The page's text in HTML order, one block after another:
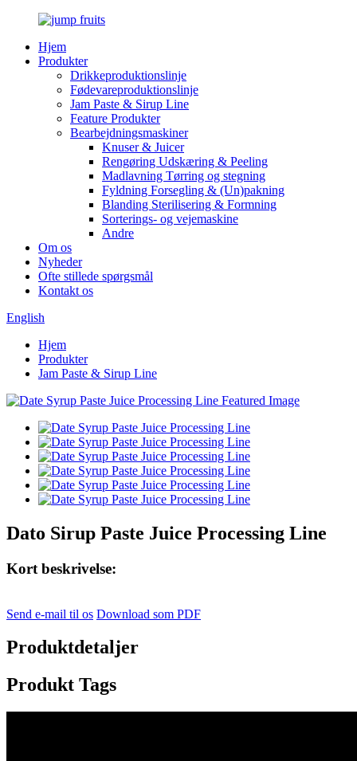
Hjem
Produkter
Drikkeproduktionslinje
Fødevareproduktionslinje
Jam Paste & Sirup Line
Feature Produkter
Bearbejdningsmaskiner
Knuser & Juicer
Rengøring Udskæring & Peeling
Madlavning Tørring og stegning
Fyldning Forsegling & (Un)pakning
Blanding Sterilisering & Formning
Sorterings- og vejemaskine
Andre
Om os
Nyheder
Ofte stillede spørgsmål
Kontakt os
English
Hjem
Produkter
Jam Paste & Sirup Line
Dato Sirup Paste Juice Processing Line
Kort beskrivelse:
Send e-mail til os Download som PDF
Produktdetaljer
Produkt Tags